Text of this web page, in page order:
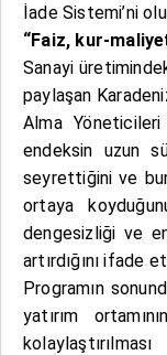
İade Sistemi’ni
“Faiz, kur-
Sanayi
paylaşan
Alma
endeksin uzun
seyrettiğini ve
ortaya
dengesizliği ve
artırdığını ifade
Programın
yatırım